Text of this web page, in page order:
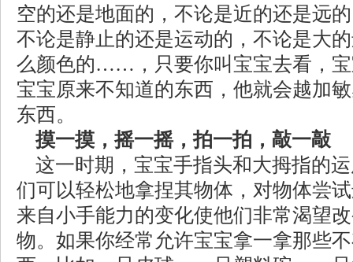
空的还是地面的，不论是近的还是远
不论是静止的还是运动的，不论是大
么颜色的……，只要你叫宝宝去看，
宝宝原来不知道的东西，他就会越加
东西。
摸一摸，摇一摇，拍一拍，敲一敲
这一时期，宝宝手指头和大拇指的
们可以轻松地拿捏其物体，对物体尝
来自小手能力的变化使他们非常渴望
物。如果你经常允许宝宝拿一拿那些